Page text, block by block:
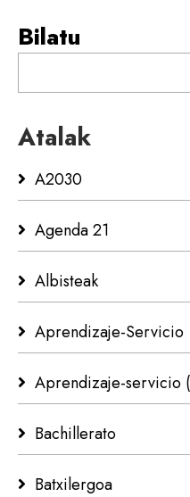
Bilatu
Atalak
A2030
Agenda 21
Albisteak
Aprendizaje-Servicio
Aprendizaje-servicio
Bachillerato
Batxilergoa